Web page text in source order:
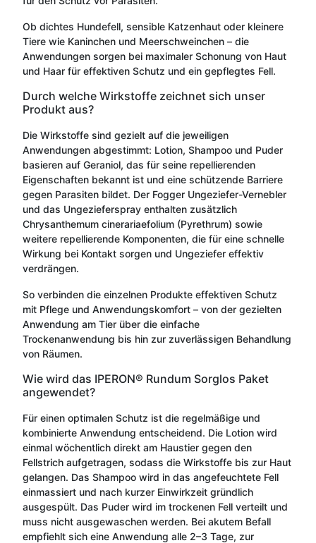
Ob dichtes Hundefell, sensible Katzenhaut oder kleinere
Tiere wie Kaninchen und Meerschweinchen – die
Anwendungen sorgen bei maximaler Schonung von Haut
und Haar für effektiven Schutz und ein gepflegtes Fell.
Durch welche Wirkstoffe zeichnet sich unser
Produkt aus?
Die Wirkstoffe sind gezielt auf die jeweiligen
Anwendungen abgestimmt: Lotion, Shampoo und Puder
basieren auf Geraniol, das für seine repellierenden
Eigenschaften bekannt ist und eine schützende Barriere
gegen Parasiten bildet. Der Fogger Ungeziefer-Vernebler
und das Ungezieferspray enthalten zusätzlich
Chrysanthemum cinerariaefolium (Pyrethrum) sowie
weitere repellierende Komponenten, die für eine schnelle
Wirkung bei Kontakt sorgen und Ungeziefer effektiv
verdrängen.
So verbinden die einzelnen Produkte effektiven Schutz
mit Pflege und Anwendungskomfort – von der gezielten
Anwendung am Tier über die einfache
Trockenanwendung bis hin zur zuverlässigen Behandlung
von Räumen.
Wie wird das IPERON® Rundum Sorglos Paket
angewendet?
Für einen optimalen Schutz ist die regelmäßige und
kombinierte Anwendung entscheidend. Die Lotion wird
einmal wöchentlich direkt am Haustier gegen den
Fellstrich aufgetragen, sodass die Wirkstoffe bis zur Haut
gelangen. Das Shampoo wird in das angefeuchtete Fell
einmassiert und nach kurzer Einwirkzeit gründlich
ausgespült. Das Puder wird im trockenen Fell verteilt und
muss nicht ausgewaschen werden. Bei akutem Befall
empfiehlt sich eine Anwendung alle 2–3 Tage, zur